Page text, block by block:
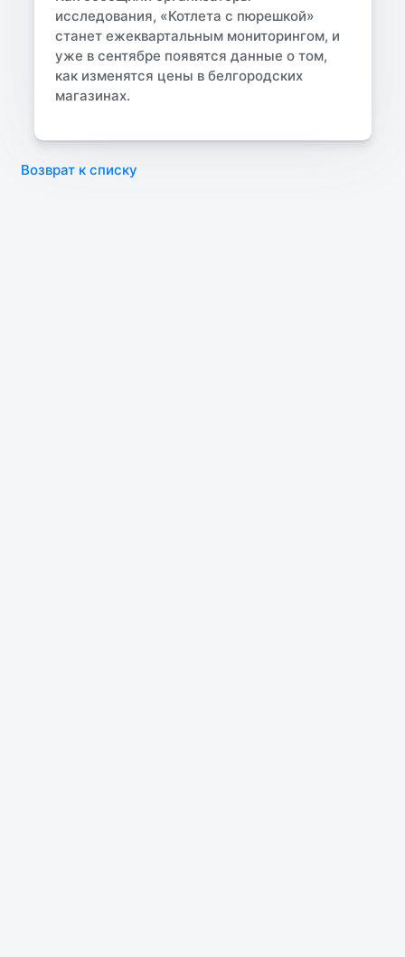
исследования, «Котлета с пюрешкой»
станет ежеквартальным мониторингом, и
уже в сентябре появятся данные о том,
как изменятся цены в белгородских
магазинах.
Возврат к списку